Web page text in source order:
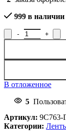
999 в наличии
Количество
В отложенное
5
Артикул: 9С763-
Категории: